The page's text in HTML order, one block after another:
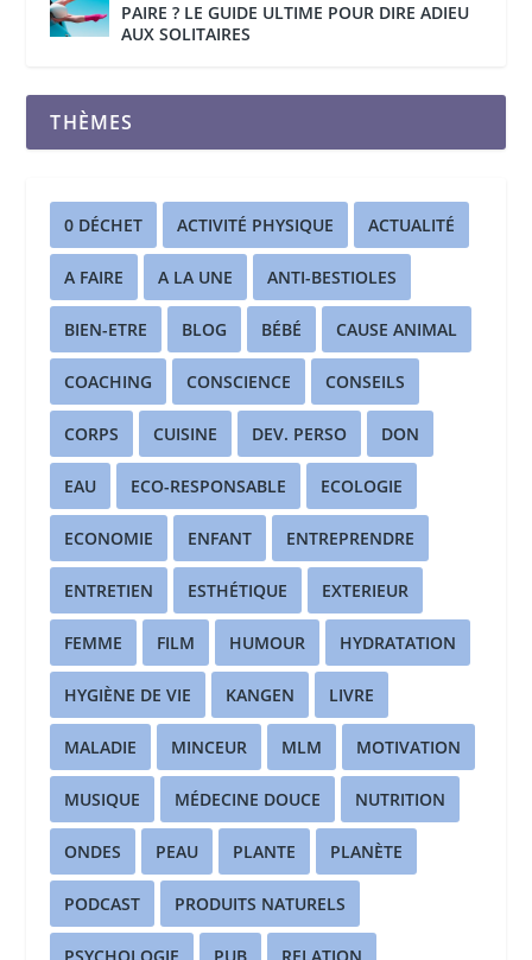
PAIRE ? LE GUIDE ULTIME POUR DIRE ADIEU
AUX SOLITAIRES
THÈMES
0 DÉCHET ACTIVITÉ PHYSIQUE ACTUALITÉ
A FAIRE A LA UNE ANTI-BESTIOLES
BIEN-ETRE BLOG BÉBÉ CAUSE ANIMAL
COACHING CONSCIENCE CONSEILS
CORPS CUISINE DEV. PERSO DON
EAU ECO-RESPONSABLE ECOLOGIE
ECONOMIE ENFANT ENTREPRENDRE
ENTRETIEN ESTHÉTIQUE EXTERIEUR
FEMME FILM HUMOUR HYDRATATION
HYGIÈNE DE VIE KANGEN LIVRE
MALADIE MINCEUR MLM MOTIVATION
MUSIQUE MÉDECINE DOUCE NUTRITION
ONDES PEAU PLANTE PLANÈTE
PODCAST PRODUITS NATURELS